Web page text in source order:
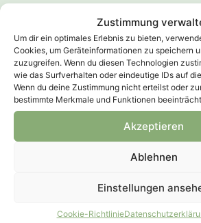
Zustimmung
Um dir ein optimales Erlebnis zu bieten,
Cookies, um Geräteinformationen zu speichern
zuzugreifen. Wenn du diesen Technologien
wie das Surfverhalten oder eindeutige IDs auf
Wenn du deine Zustimmung nicht erteilst oder
bestimmte Merkmale und Funktionen
Akzeptieren
Ablehnen
Einstellungen
Cookie-Richtlinie